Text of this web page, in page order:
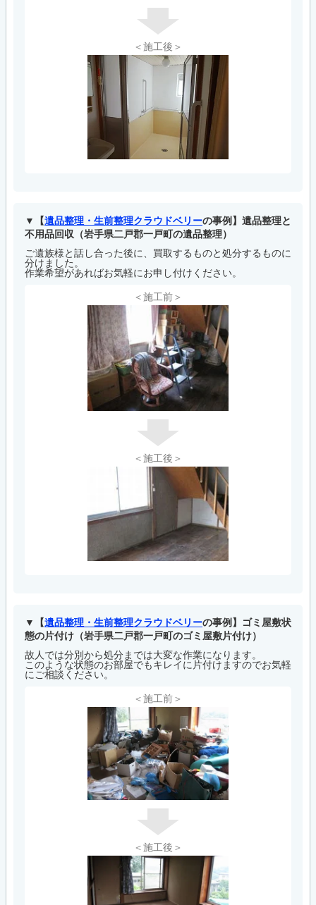
＜施工後＞
【遺品整理・生前整理クラウドベリーの事例】遺品整理と
不用品回収（岩手県二戸郡一戸町の遺品整理）
ご遺族様と話し合った後に、買取するものと処分するものに
分けました。
作業希望があればお気軽にお申し付けください。
＜施工前＞
＜施工後＞
【遺品整理・生前整理クラウドベリーの事例】ゴミ屋敷状
態の片付け（岩手県二戸郡一戸町のゴミ屋敷片付け）
故人では分別から処分までは大変な作業になります。
このような状態のお部屋でもキレイに片付けますのでお気軽
にご相談ください。
＜施工前＞
＜施工後＞